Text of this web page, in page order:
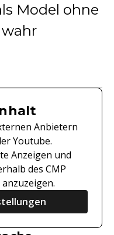
Model ohne
wahr
Anbietern
Youtube.
Anzeigen und
des CMP